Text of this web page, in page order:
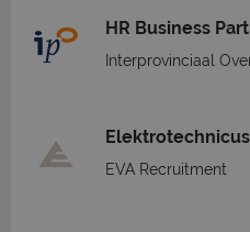
HR Business
Interprovinciaal
EVA Recruitment